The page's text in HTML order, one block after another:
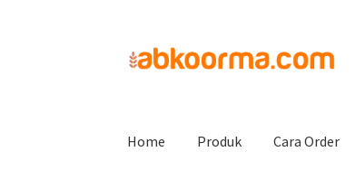
Home Produk Cara Order